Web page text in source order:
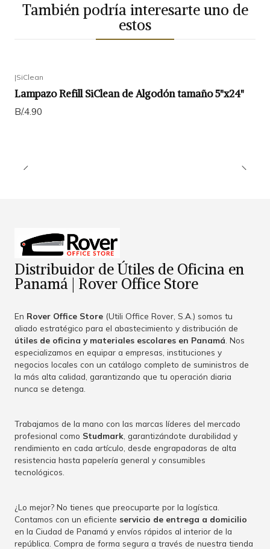
También podría interesarte uno de
estos
|SiClean
Lampazo Refill SiClean de Algodón tamaño 5"x24"
B/.4.90
Distribuidor de Útiles de Oficina en
Panamá | Rover Office Store
En Rover Office Store (Utili Office Rover, S.A.) somos tu
aliado estratégico para el abastecimiento y distribución de
útiles de oficina y materiales escolares en Panamá . Nos
especializamos en equipar a empresas, instituciones y
negocios locales con un catálogo completo de suministros de
la más alta calidad, garantizando que tu operación diaria
nunca se detenga.
Trabajamos de la mano con las marcas líderes del mercado
profesional como Studmark , garantizándote durabilidad y
rendimiento en cada artículo, desde engrapadoras de alta
resistencia hasta papelería general y consumibles
tecnológicos.
¿Lo mejor? No tienes que preocuparte por la logística.
Contamos con un eficiente servicio de entrega a domicilio
en la Ciudad de Panamá y envíos rápidos al interior de la
república. Compra de forma segura a través de nuestra tienda